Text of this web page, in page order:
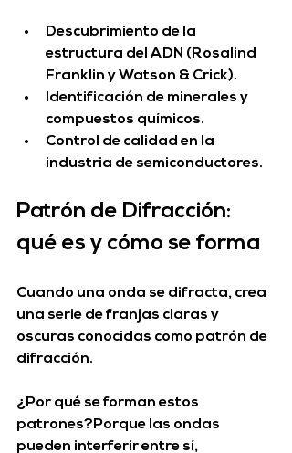
Descubrimiento de la
estructura del ADN (Rosalind
Franklin y Watson & Crick).
Identificación de minerales y
compuestos químicos.
Control de calidad en la
industria de semiconductores.
Patrón de Difracción:
qué es y cómo se forma
Cuando una onda se difracta, crea
una serie de franjas claras y
oscuras conocidas como patrón de
difracción.
¿Por qué se forman estos
patrones? Porque las ondas
pueden interferir entre sí,